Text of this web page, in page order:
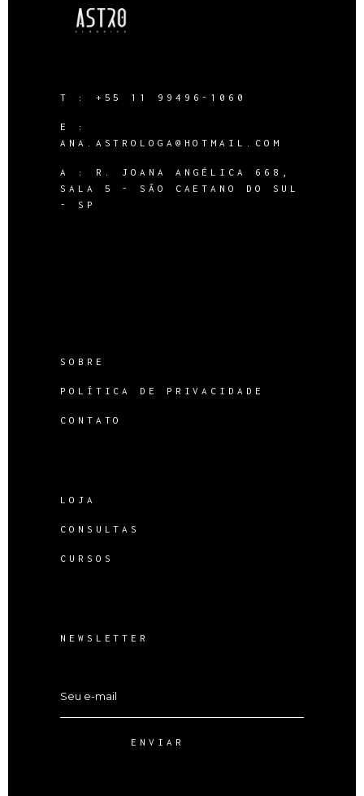
T : +55 11 99496-1060
E :
ANA.ASTROLOGA@HOTMAIL.COM
A :
R. JOANA ANGÉLICA 668,
SALA 5 - SÃO CAETANO DO SUL
- SP
SOBRE
POLÍTICA DE PRIVACIDADE
CONTATO
LOJA
CONSULTAS
CURSOS
NEWSLETTER
ENVIAR